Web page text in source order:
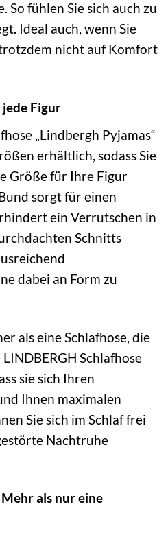
So fühlen Sie sich auch zu
Ideal auch, wenn Sie
nicht auf Komfort
Figur
„Lindbergh Pyjamas“
erhältlich, sodass Sie
Größe für Ihre Figur
sorgt für einen
ein Verrutschen in
Schnitts
dabei an Form zu
als eine Schlafhose, die
Schlafhose
sie sich Ihren
Ihnen maximalen
Sie sich im Schlaf frei
Nachtruhe
als nur eine